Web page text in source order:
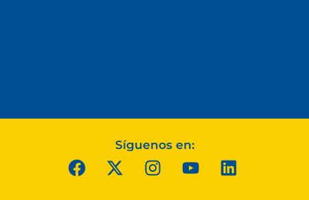
Síguenos en: